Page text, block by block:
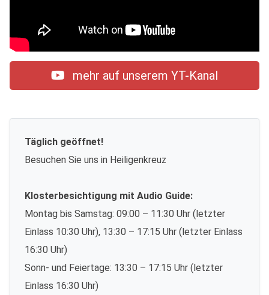
mehr auf unserem YT-Kanal
Täglich geöffnet!
Besuchen Sie uns in Heiligenkreuz
Klosterbesichtigung mit Audio Guide:
Montag bis Samstag: 09:00 – 11:30 Uhr (letzter
Einlass 10:30 Uhr), 13:30 – 17:15 Uhr (letzter Einlass
16:30 Uhr)
Sonn- und Feiertage: 13:30 – 17:15 Uhr (letzter
Einlass 16:30 Uhr)